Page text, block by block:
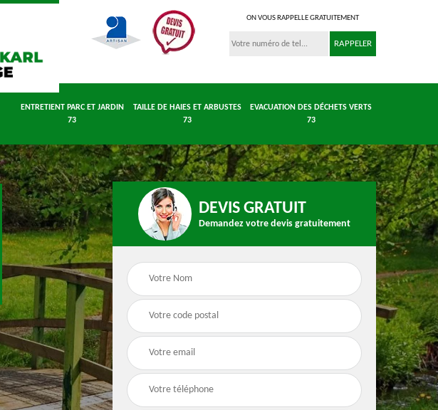
ON VOUS RAPPELLE GRATUITEMENT
ENTRETIENT PARC ET JARDIN
73
TAILLE DE HAIES ET ARBUSTES
73
EVACUATION DES DÉCHETS VERTS
73
Abattage d'arbres et
arbres dangereux 73
Entretient parc et
jardin 73
Taille de haies et
arbustes 73
DEVIS GRATUIT
Demandez votre devis gratuitement